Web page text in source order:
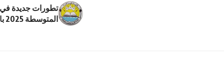
تطورات جديدة في
المتوسطة 2025 بالسودان